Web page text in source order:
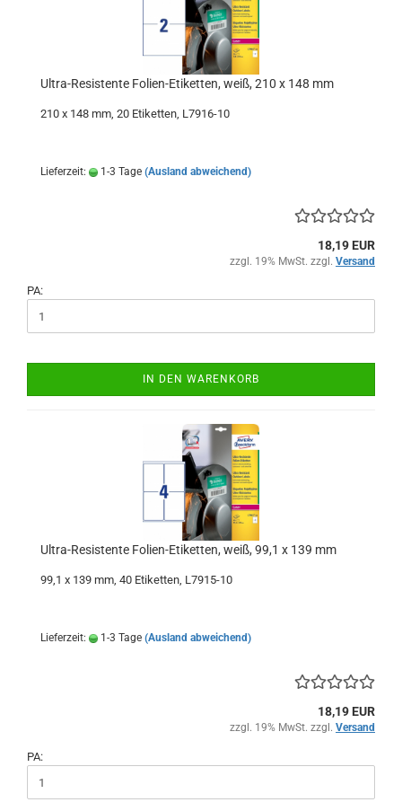
Ultra-Resistente Folien-Etiketten, weiß, 210 x 148 mm
210 x 148 mm, 20 Etiketten, L7916-10
Lieferzeit: 1-3 Tage (Ausland abweichend)
18,19 EUR
zzgl. 19% MwSt. zzgl. Versand
PA:
IN DEN WARENKORB
Ultra-Resistente Folien-Etiketten, weiß, 99,1 x 139 mm
99,1 x 139 mm, 40 Etiketten, L7915-10
Lieferzeit: 1-3 Tage (Ausland abweichend)
18,19 EUR
zzgl. 19% MwSt. zzgl. Versand
PA: